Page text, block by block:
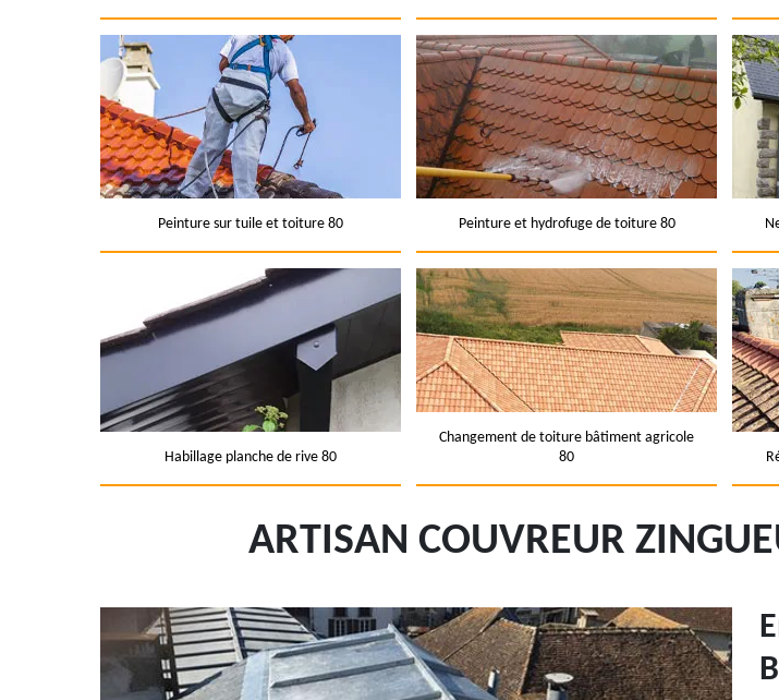
Peinture sur tuile et toiture 80 Peinture et hydrofuge de toiture 80
Habillage planche de rive 80
Changement de toiture bâtiment agricole
80
ARTISAN COUVREUR